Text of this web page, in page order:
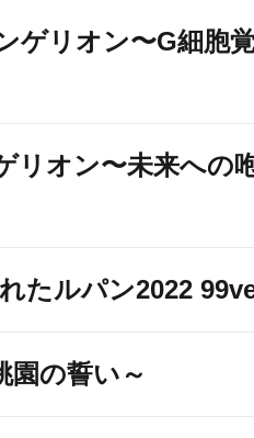
ゲリオン〜G細胞
リオン〜未来への
たルパン2022
園の誓い～